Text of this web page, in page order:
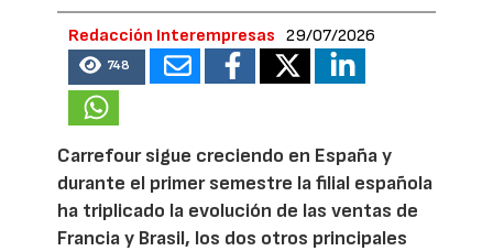
Redacción Interempresas 29/07/2026
748
Carrefour sigue creciendo en España y
durante el primer semestre la filial española
ha triplicado la evolución de las ventas de
Francia y Brasil, los dos otros principales